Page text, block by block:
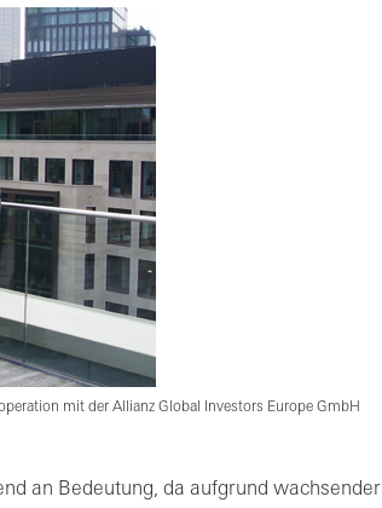
mit der Allianz Global Investors Europe GmbH
an Bedeutung, da aufgrund wachsender